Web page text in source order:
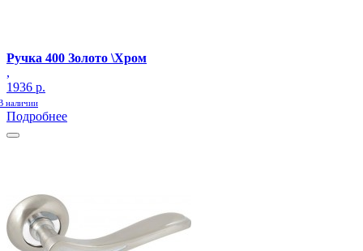
Ручка 400 Золото \Хром
,
1936 р.
наличии
Подробнее